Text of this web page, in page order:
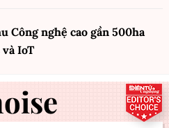
Công nghệ cao gần 500ha
IoT